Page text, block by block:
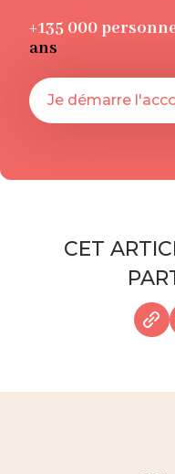
+135 000
ans
Je démarre
CET